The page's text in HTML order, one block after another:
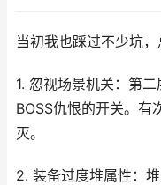
当初我也踩过不少坑，
1. 忽视场景机关：第
BOSS仇恨的开关。有
灭。
2. 装备过度堆属性：